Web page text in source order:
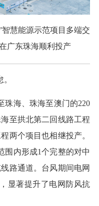
智慧能源示范项目多端交
广东珠海顺利投产
珠海、珠海至澳门的220
至拱北第二回线路工程
两个项目也相继投产。
围内形成1个完整的对中
路通道。台风期间电网
显著提升了电网防风抗